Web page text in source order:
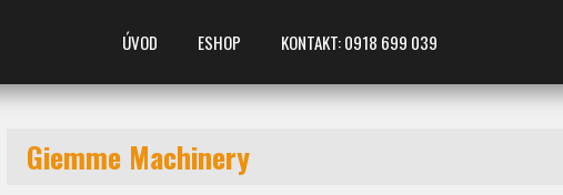
ÚVOD ESHOP KONTAKT: 0918 699 039
Giemme Machinery